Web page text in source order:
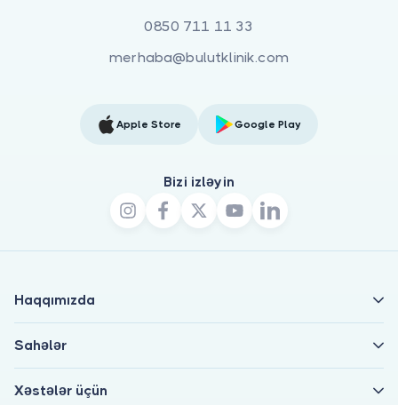
0850 711 11 33
merhaba@bulutklinik.com
Apple Store Google Play
Bizi izləyin
Haqqımızda
Sahələr
Xəstələr üçün